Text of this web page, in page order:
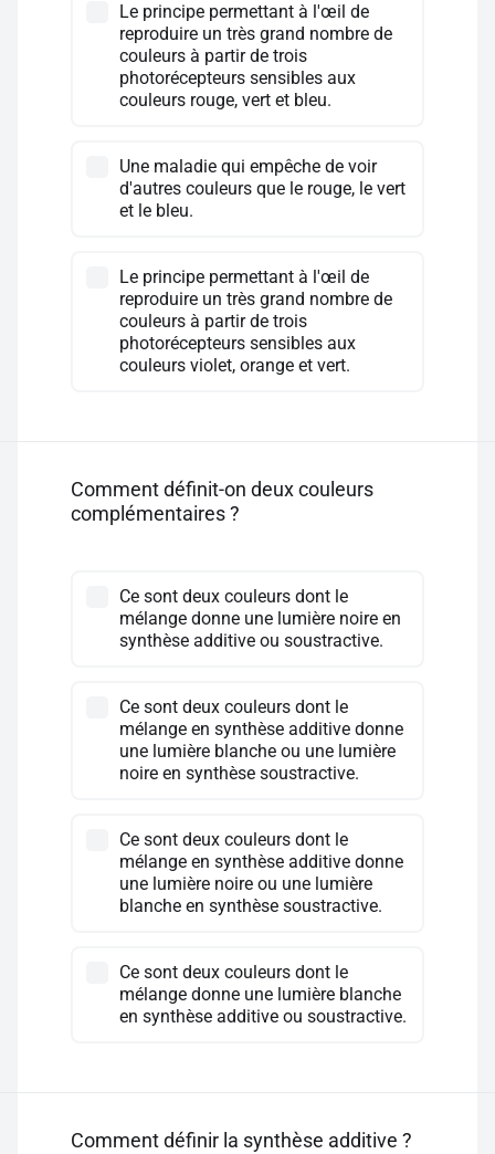
Le principe permettant à l'œil de
reproduire un très grand nombre de
couleurs à partir de trois
photorécepteurs sensibles aux
couleurs rouge, vert et bleu.
Une maladie qui empêche de voir
d'autres couleurs que le rouge, le vert
et le bleu.
Le principe permettant à l'œil de
reproduire un très grand nombre de
couleurs à partir de trois
photorécepteurs sensibles aux
couleurs violet, orange et vert.
Comment définit-on deux couleurs
complémentaires ?
Ce sont deux couleurs dont le
mélange donne une lumière noire en
synthèse additive ou soustractive.
Ce sont deux couleurs dont le
mélange en synthèse additive donne
une lumière blanche ou une lumière
noire en synthèse soustractive.
Ce sont deux couleurs dont le
mélange en synthèse additive donne
une lumière noire ou une lumière
blanche en synthèse soustractive.
Ce sont deux couleurs dont le
mélange donne une lumière blanche
en synthèse additive ou soustractive.
Comment définir la synthèse additive ?